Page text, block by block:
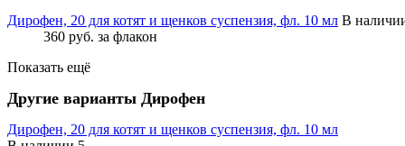
Дирофен, 20 для котят и щенков суспензия, фл. 10 мл В
360 руб. за флакон
Показать ещё
Другие варианты Дирофен
Дирофен, 20 для котят и щенков суспензия, фл. 10 мл